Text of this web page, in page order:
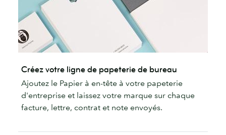
Créez votre ligne de papeterie de bureau
Ajoutez le Papier à en-tête à votre papeterie
d'entreprise et laissez votre marque sur chaque
facture, lettre, contrat et note envoyés.